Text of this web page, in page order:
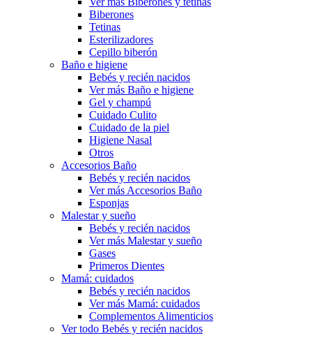
Biberones
Tetinas
Esterilizadores
Cepillo biberón
Baño e higiene
Bebés y recién nacidos
Ver más Baño e higiene
Gel y champú
Cuidado Culito
Cuidado de la piel
Higiene Nasal
Otros
Accesorios Baño
Bebés y recién nacidos
Ver más Accesorios Baño
Esponjas
Malestar y sueño
Bebés y recién nacidos
Ver más Malestar y sueño
Gases
Primeros Dientes
Mamá: cuidados
Bebés y recién nacidos
Ver más Mamá: cuidados
Complementos Alimenticios
Ver todo Bebés y recién nacidos